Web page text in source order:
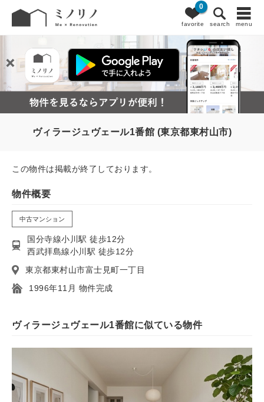
favorite
0
search menu
ヴィラージュヴェール1番館 (東京都東村山市)
この物件は掲載が終了しております。
物件概要
中古マンション
国分寺線小川駅 徒歩12分
西武拝島線小川駅 徒歩12分
東京都東村山市富士見町一丁目
1996年11月 物件完成
ヴィラージュヴェール1番館に似ている物件